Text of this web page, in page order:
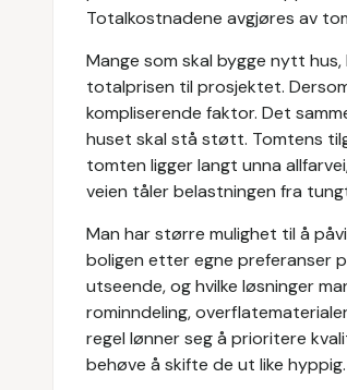
Totalkostnadene avgjøres av
Mange som skal bygge nytt
totalprisen til prosjektet.
kompliserende faktor. Det
huset skal stå støtt. Tomtens
tomten ligger langt unna
veien tåler belastningen fra
Man har større mulighet til å
boligen etter egne preferanser
utseende, og hvilke løsninger
rominndeling,
regel lønner seg å prioritere
behøve å skifte de ut like hyppig.